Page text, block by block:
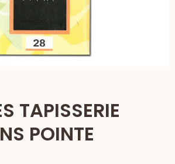
TAPISSERIE
POINTE